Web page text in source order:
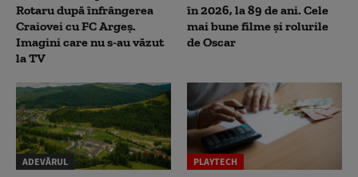
Rotaru după înfrângerea
Craiovei cu FC Argeș.
Imagini care nu s-au văzut
la TV
în 2026, la 89 de ani. Cele
mai bune filme și rolurile
de Oscar
ADEVĂRUL PLAYTECH